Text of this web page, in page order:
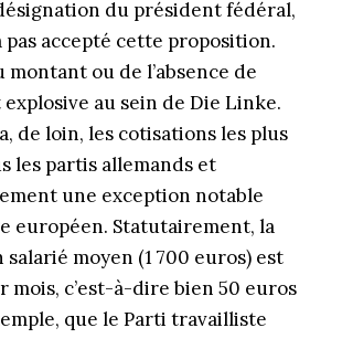
du président fédéral,
pas accepté cette proposition.
ou de l’absence de
au sein de Die Linke.
de loin, les cotisations les plus
les partis allemands et
une exception notable
européen. Statutairement, la
salarié moyen (1 700 euros) est
mois, c’est-à-dire bien 50 euros
que le Parti travailliste